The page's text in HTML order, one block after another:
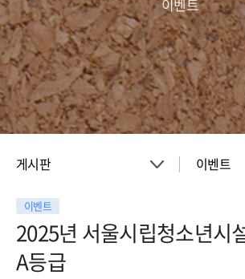
이벤트
게시판
About
객실
이벤트
이벤트
2025년 서울시립청소년시
A등급